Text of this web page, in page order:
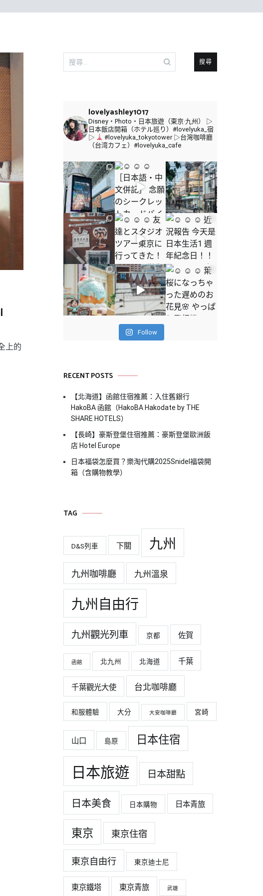
上的
搜
尋
lovelyashley1017
Disney・Photo・日本旅遊（東京·九州）
▷
日本飯店開箱（ホテル巡り）#lovelyuka_宿
▷
#lovelyuka_tokyotower▷台灣咖啡廳
（台湾カフェ）#lovelyuka_cafe
Follow
RECENT POSTS
【北海道】函館住宿推薦：入住舊銀行
HakoBA 函館（HakoBA Hakodate by THE
SHARE HOTELS）
【長崎】豪斯登堡住宿推薦：豪斯登堡歐洲飯
店 Hotel Europe
日本福袋怎麼買？樂淘代購2025Snidel福袋開
箱（含購物教學）
TAG
D&S列車 下關 九州
九州咖啡廳 九州溫泉
九州自由行
九州觀光列車 京都 佐賀
函館 北九州 北海道 千葉
千葉觀光大使 台北咖啡廳
和服體驗 大分 大安咖啡廳 宮崎
山口 島原 日本住宿
日本旅遊 日本甜點
日本美食 日本購物 日本青旅
東京 東京住宿
東京自由行 東京迪士尼
東京鐵塔 東京青旅 武雄